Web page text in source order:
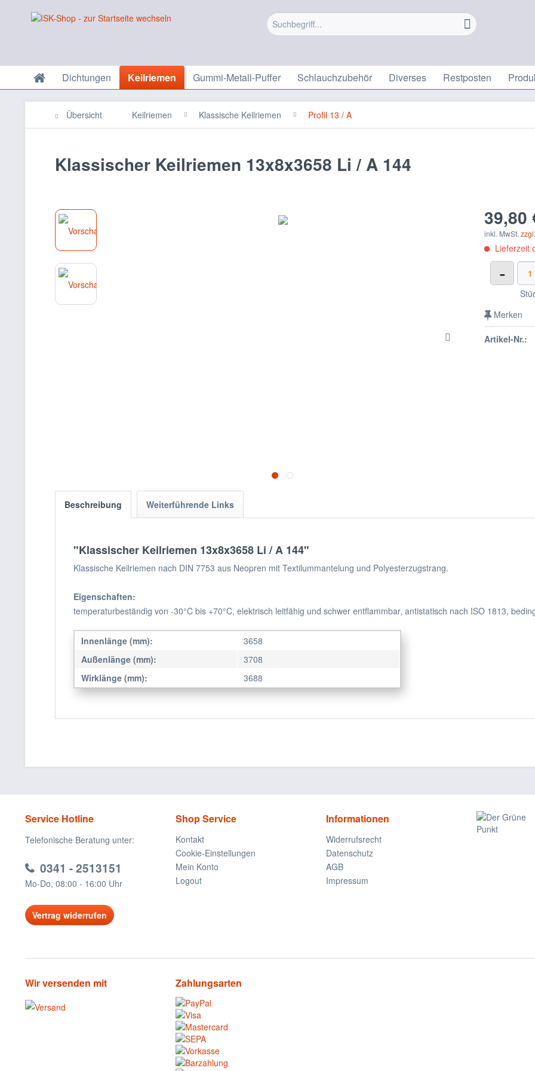
Dichtungen Keilriemen Gummi-Metall-Puffer Schlauchzubehör Diverses Restposten
Übersicht Keilriemen Klassische Keilriemen Profil 13 / A
Klassischer Keilriemen 13x8x3658 Li / A 144
39,80
inkl. MwSt.
Lieferzeit
-
Merken
Artikel-Nr.:
Beschreibung Weiterführende Links
"Klassischer Keilriemen 13x8x3658 Li / A 144"
Klassische Keilriemen nach DIN 7753 aus Neopren mit Textilummantelung und Polyesterzugstrang.
Eigenschaften:
temperaturbeständig von -30°C bis +70°C, elektrisch leitfähig und schwer entflammbar, antistatisch nach ISO 1813,
Innenlänge (mm):
3658
Außenlänge (mm):
3708
Wirklänge (mm):
3688
Service Hotline
Telefonische Beratung unter:
0341 - 2513151
Mo-Do, 08:00 - 16:00 Uhr
Vertrag widerrufen
Shop Service
Kontakt
Cookie-Einstellungen
Mein Konto
Logout
Informationen
Widerrufsrecht
Datenschutz
AGB
Impressum
Wir versenden mit Zahlungsarten